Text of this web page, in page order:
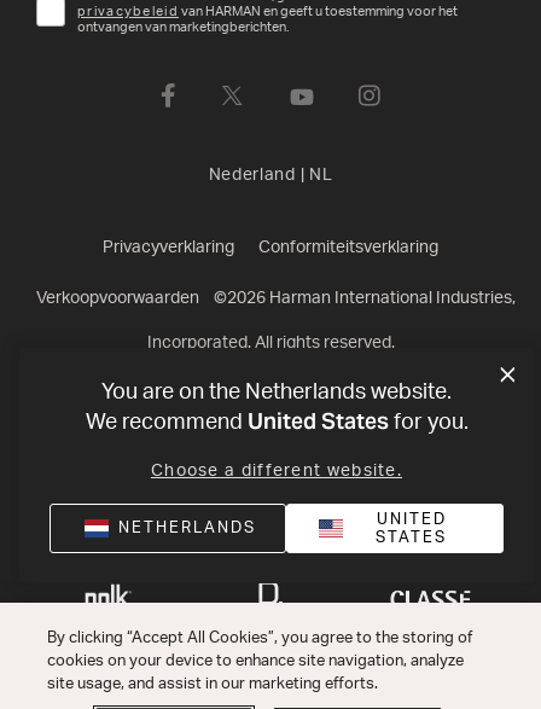
privacybeleid van HARMAN en geeft u toestemming voor het
ontvangen van marketingberichten.
Nederland NL
Privacyverklaring Conformiteitsverklaring
Verkoopvoorwaarden ©2026Harman International Industries,
Incorporated. All rights reserved.
You are on the Netherlands website.
We recommend United Statesfor you.
Choose a different website.
NETHERLANDS
UNITED
STATES
By clicking “Accept All Cookies”, you agree to the storing of
cookies on your device to enhance site navigation, analyze
site usage, and assist in our marketing efforts.